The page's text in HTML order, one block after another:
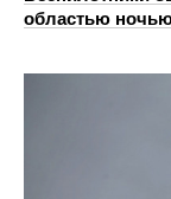
областью ночью